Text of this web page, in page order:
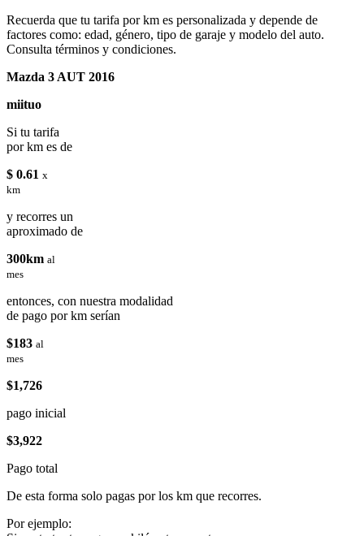
Recuerda que tu tarifa por km es personalizada y depende de
factores como: edad, género, tipo de garaje y modelo del auto.
Consulta términos y condiciones.
Mazda 3 AUT 2016
miituo
Si tu tarifa
por km es de
$ 0.61 x
km
y recorres un
aproximado de
300km al
mes
entonces, con nuestra modalidad
de pago por km serían
$183 al
mes
$1,726
pago inicial
$3,922
Pago total
De esta forma solo pagas por los km que recorres.
Por ejemplo: